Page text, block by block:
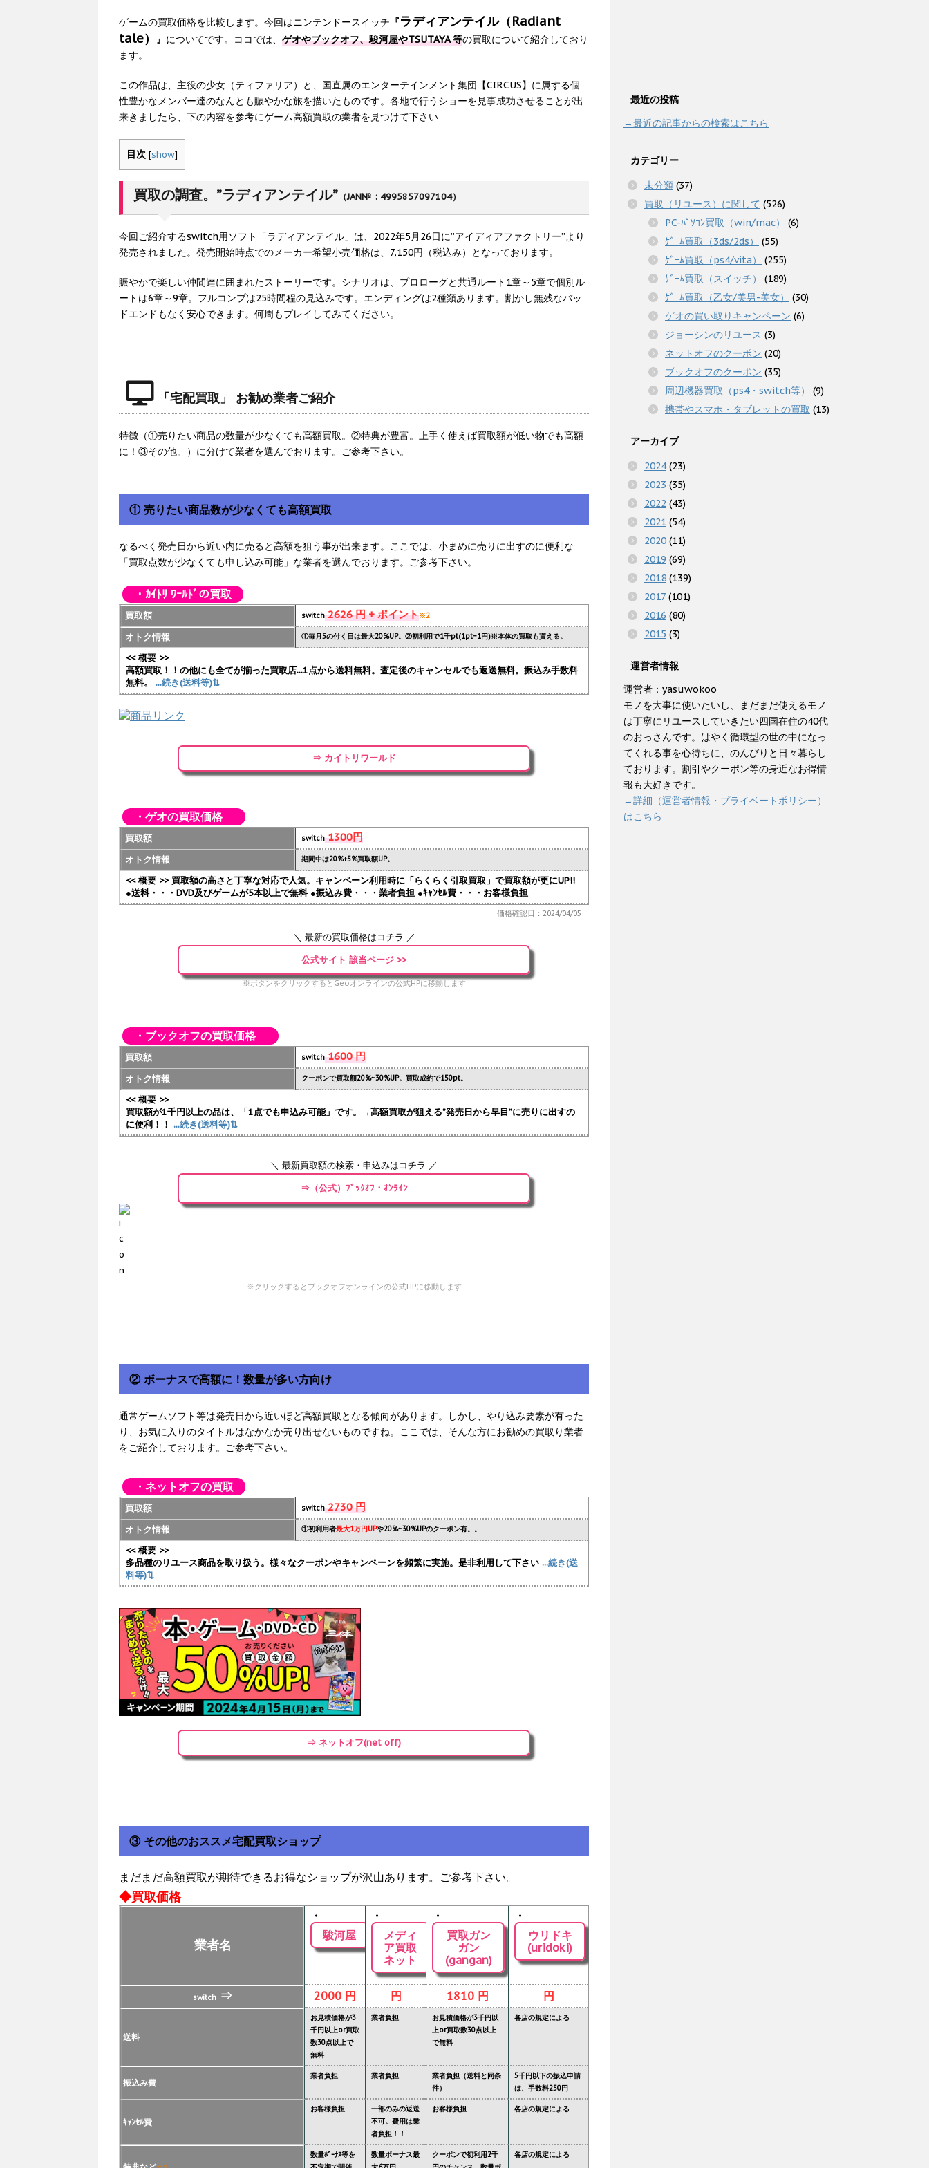
ゲームの買取価格を比較します。今回はニンテンドースイッチ 『ラディアンテイル（Radiant
tale）
』 についてです。ココでは、 ゲオやブックオフ、駿河屋やTSUTAYA 等の買取について紹介しており
ます。
この作品は、主役の少女（ティファリア）と、国直属のエンターテインメント集団【CIRCUS】に属する個
性豊かなメンバー達のなんとも賑やかな旅を描いたものです。各地で行うショーを見事成功させることが出
来きましたら、下の内容を参考にゲーム高額買取の業者を見つけて下さい
目次 [show]
買取の調査。”ラディアンテイル” （JAN№ : 4995857097104）
今回ご紹介するswitch用ソフト「ラディアンテイル」は、2022年5月26日に”アイディアファクトリー”より
発売されました。発売開始時点でのメーカー希望小売価格は、7,150円（税込み）となっております。
賑やかで楽しい仲間達に囲まれたストーリーです。シナリオは、プロローグと共通ルート1章～5章で個別ル
ートは6章～9章。フルコンプは25時間程の見込みです。エンディングは2種類あります。割かし無残なバッ
ドエンドもなく安心できます。何周もプレイしてみてください。
「宅配買取」 お勧め業者ご紹介
特徴（①売りたい商品の数量が少なくても高額買取。②特典が豊富。上手く使えば買取額が低い物でも高額
に！③その他。）に分けて業者を選んでおります。ご参考下さい。
① 売りたい商品数が少なくても高額買取
なるべく発売日から近い内に売ると高額を狙う事が出来ます。ここでは、小まめに売りに出すのに便利な
「買取点数が少なくても申し込み可能」な業者を選んでおります。ご参考下さい。
・ｶｲﾄﾘ ﾜｰﾙﾄﾞの買取
買取額 switch2626 円 + ポイント※2
オトク情報 ①毎月5の付く日は最大20%UP。②初利用で1千pt(1pt=1円)※本体の買取も貰える。
<< 概要 >>
高額買取！！の他にも全てが揃った買取店...1点から送料無料。査定後のキャンセルでも返送無料。振込み手数料
無料。
...続き(送料等)⇅
⇒ カイトリワールド
・ゲオの買取価格
買取額 switch1300円
オトク情報 期間中は20%+5%買取額UP。
<< 概要 >> 買取額の高さと丁寧な対応で人気。キャンペーン利用時に「らくらく引取買取」で買取額が更にUP!!
●送料・・・DVD及びゲームが5本以上で無料 ●振込み費・・・業者負担 ●ｷｬﾝｾﾙ費・・・お客様負担
価格確認日：2024/04/05
＼ 最新の買取価格はコチラ ／
公式サイト 該当ページ >>
※ボタンをクリックするとGeoオンラインの公式HPに移動します
・ブックオフの買取価格
買取額 switch1600 円
オトク情報 クーポンで買取額20%~30%UP。買取成約で150pt。
<< 概要 >>
買取額が1千円以上の品は、「1点でも申込み可能」です。→高額買取が狙える”発売日から早目”に売りに出すの
に便利！！ ...続き(送料等)⇅
＼ 最新買取額の検索・申込みはコチラ ／
⇒（公式）ﾌﾞｯｸｵﾌ・ｵﾝﾗｲﾝ
※クリックするとブックオフオンラインの公式HPに移動します
② ボーナスで高額に！数量が多い方向け
通常ゲームソフト等は発売日から近いほど高額買取となる傾向があります。しかし、やり込み要素が有った
り、お気に入りのタイトルはなかなか売り出せないものですね。ここでは、そんな方にお勧めの買取り業者
をご紹介しております。ご参考下さい。
・ネットオフの買取
買取額 switch2730 円
オトク情報 ①初利用者最大1万円UPや20%~30%UPのクーポン有。。
<< 概要 >>
多品種のリユース商品を取り扱う。様々なクーポンやキャンペーンを頻繁に実施。是非利用して下さい ...続き(送
料等)⇅
⇒ ネットオフ(net off)
③ その他のおススメ宅配買取ショップ
まだまだ高額買取が期待できるお得なショップが沢山あります。ご参考下さい。
◆買取価格
業者名
・
駿河屋
・
メディ
ア買取
ネット
・
買取ガン
ガン
(gangan)
・
ウリドキ
(uridoki)
switch ⇒ 2000 円 円 1810 円 円
送料
お見積価格が3
千円以上or買取
数30点以上で
無料
業者負担
お見積価格が3千円以
上or買取数30点以上
で無料
各店の規定による
振込み費
業者負担 業者負担
業者負担（送料と同条
件）
5千円以下の振込申請
は、手数料250円
ｷｬﾝｾﾙ費
お客様負担
一部のみの返送
不可。費用は業
者負担！！
お客様負担 各店の規定による
数量ﾎﾞｰﾅｽ等を
数量ボーナス最
クーポンで初利用2千
各店の規定による
最近の投稿
→最近の記事からの検索はこちら
カテゴリー
未分類 (37)
買取（リユース）に関して (526)
PC-ﾊﾟｿｺﾝ買取（win/mac）
(6)
ｹﾞｰﾑ買取（3ds/2ds）
(55)
ｹﾞｰﾑ買取（ps4/vita）
(255)
ｹﾞｰﾑ買取（スイッチ）
(189)
ｹﾞｰﾑ買取（乙女/美男-美女）
(30)
ゲオの買い取りキャンペーン (6)
ジョーシンのリユース (3)
ネットオフのクーポン (20)
ブックオフのクーポン (35)
周辺機器買取（ps4・switch等）
(9)
携帯やスマホ・タブレットの買取 (13)
アーカイブ
2024(23)
2023 (35)
2022 (43)
2021 (54)
2020 (11)
2019 (69)
2018 (139)
2017 (101)
2016 (80)
2015 (3)
運営者情報
運営者：yasuwokoo
モノを大事に使いたいし、まだまだ使えるモノ
は丁寧にリユースしていきたい四国在住の40代
のおっさんです。はやく循環型の世の中になっ
てくれる事を心待ちに、のんびりと日々暮らし
ております。割引やクーポン等の身近なお得情
報も大好きです。
→詳細（運営者情報・プライベートポリシー）
はこちら